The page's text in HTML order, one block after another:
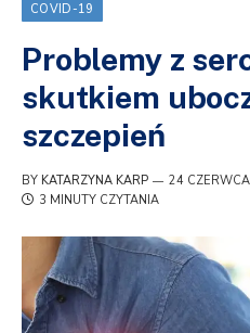
COVID-19
Problemy z
skutkiem
szczepień
BY KATARZYNA KARP 24
3 MINUTY CZYTANIA